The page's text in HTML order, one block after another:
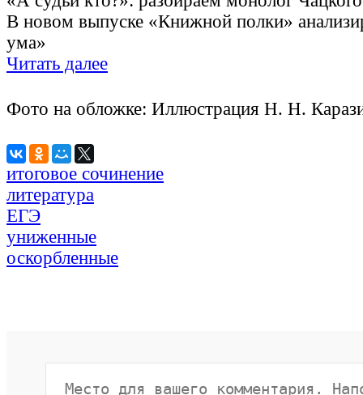
В новом выпуске «Книжной полки»
ума»
Читать далее
Фото на обложке: Иллюстрация Н. Н.
итоговое сочинение
литература
ЕГЭ
униженные
оскорбленные